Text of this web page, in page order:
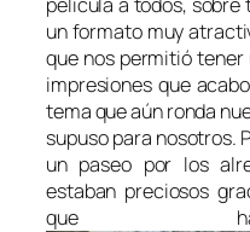
un formato muy
que nos permitió
impresiones que
tema que aún ronda
supuso para nosotros.
un paseo por los
estaban preciosos
que